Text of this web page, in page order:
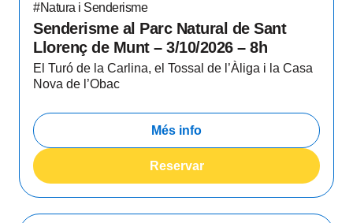
#Natura i Senderisme
Senderisme al Parc Natural de Sant
Llorenç de Munt – 3/10/2026 – 8h
El Turó de la Carlina, el Tossal de l’Àliga i la Casa
Nova de l’Obac
Més info
Reservar